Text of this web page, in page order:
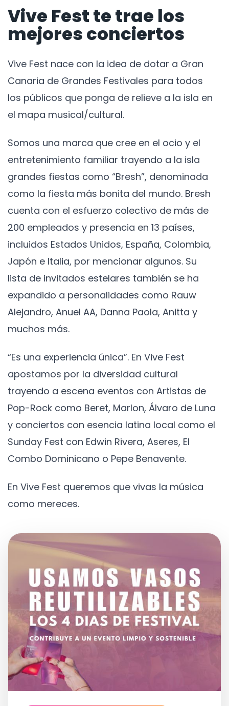
Vive Fest te trae los
mejores conciertos
Vive Fest nace con la idea de dotar a Gran
Canaria de Grandes Festivales para todos
los públicos que ponga de relieve a la isla en
el mapa musical/cultural.
Somos una marca que cree en el ocio y el
entretenimiento familiar trayendo a la isla
grandes fiestas como “Bresh”, denominada
como la fiesta más bonita del mundo. Bresh
cuenta con el esfuerzo colectivo de más de
200 empleados y presencia en 13 países,
incluidos Estados Unidos, España, Colombia,
Japón e Italia, por mencionar algunos. Su
lista de invitados estelares también se ha
expandido a personalidades como Rauw
Alejandro, Anuel AA, Danna Paola, Anitta y
muchos más.
“Es una experiencia única”. En Vive Fest
apostamos por la diversidad cultural
trayendo a escena eventos con Artistas de
Pop-Rock como Beret, Marlon, Álvaro de Luna
y conciertos con esencia latina local como el
Sunday Fest con Edwin Rivera, Aseres, El
Combo Dominicano o Pepe Benavente.
En Vive Fest queremos que vivas la música
como mereces.